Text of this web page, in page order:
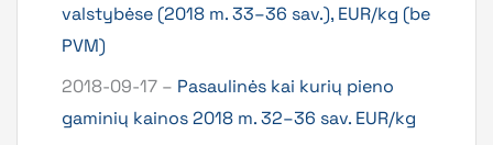
valstybėse (2018 m. 33–36 sav.), EUR/kg (be
PVM)
2018-09-17 – Pasaulinės kai kurių pieno
gaminių kainos 2018 m. 32–36 sav. EUR/kg